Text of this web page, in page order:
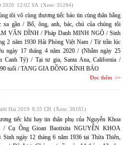
2020 12:02 SA (Xem: 35294)
tôi vô cùng thương tiếc báo tin cùng thân bằng
xa gần / Bố, ông, anh, bác, chú của chúng tôi
VĂN DĨNH / Pháp Danh MINH NGỘ / Sinh
2 năm 1930 Hải Phòng Việt Nam / Từ trần lúc
ngày 17 tháng 4 năm 2020 / (Nhằm ngày 25
Canh Tý) / Tại tư gia, Santa Ana, California /
tuổi / TANG GIA ĐỒNG KÍNH BÁO
Đọc thêm
Hai 2019 8:35 CH (Xem: 36181)
tiếc khi hay tin thân phụ của Nguyễn Khoa
/ Cụ Ông Gioan Baotixita NGUYỄN KHOA
ngày 12 tháng 6 năm 1936 tại Thừa Thiên,